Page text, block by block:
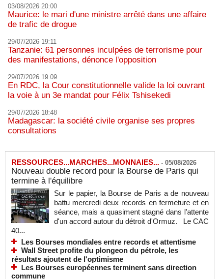
03/08/2026 20:00
Maurice: le mari d'une ministre arrêté dans une affaire
de trafic de drogue
29/07/2026 19:11
Tanzanie: 61 personnes inculpées de terrorisme pour
des manifestations, dénonce l'opposition
29/07/2026 19:09
En RDC, la Cour constitutionnelle valide la loi ouvrant
la voie à un 3e mandat pour Félix Tshisekedi
29/07/2026 18:48
Madagascar: la société civile organise ses propres
consultations
RESSOURCES...MARCHES...MONNAIES... - 05/08/2026
Nouveau double record pour la Bourse de Paris qui
termine à l'équilibre
Sur le papier, la Bourse de Paris a de nouveau
battu mercredi deux records en fermeture et en
séance, mais a quasiment stagné dans l'attente
d'un accord autour du détroit d'Ormuz. Le CAC
40...
Les Bourses mondiales entre records et attentisme
Wall Street profite du plongeon du pétrole, les
résultats ajoutent de l'optimisme
Les Bourses européennes terminent sans direction
commune